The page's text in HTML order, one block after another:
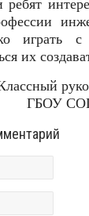
играть
их
ГБОУ